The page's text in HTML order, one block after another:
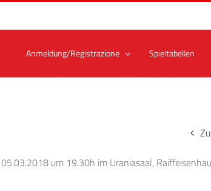
Anmeldung/Registrazione Spieltabellen
um 19.30h im Uraniasaal,